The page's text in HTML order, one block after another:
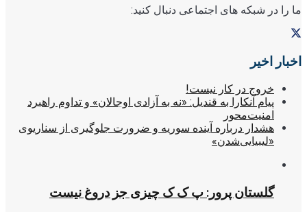
ما را در شبکه های اجتماعی دنبال کنید:
اخبار اخیر
خروج در کار نیست!
پیام آنکارا به قندیل: «نه به آزادی اوجالان» و تداوم راهبرد
امنیت‌محور
هشدار درباره آینده سوریه و ضرورت جلوگیری از سناریوی
«لیبیایی‌شدن»
گلستان پرور: پ ک ک چیزی جز دروغ نیست